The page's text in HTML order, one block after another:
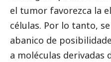
el tumor favorezca la
células. Por lo tanto,
abanico de
a moléculas derivadas